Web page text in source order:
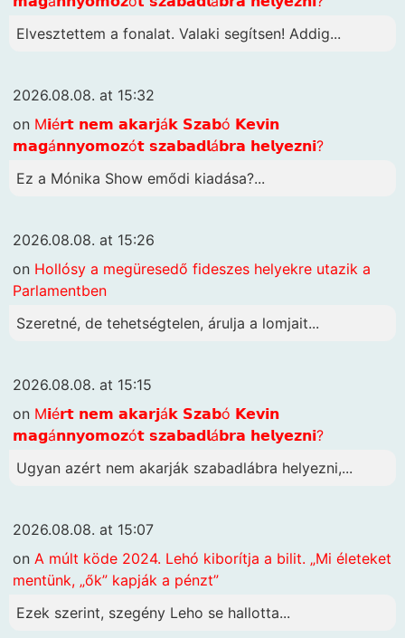
Elvesztettem a fonalat. Valaki segítsen! Addig...
2026.08.08. at 15:32
on M𝗶é𝗿𝘁 𝗻𝗲𝗺 𝗮𝗸𝗮𝗿𝗷á𝗸 𝗦𝘇𝗮𝗯ó 𝗞𝗲𝘃𝗶𝗻
𝗺𝗮𝗴á𝗻𝗻𝘆𝗼𝗺𝗼𝘇ó𝘁 𝘀𝘇𝗮𝗯𝗮𝗱𝗹á𝗯𝗿𝗮 𝗵𝗲𝗹𝘆𝗲𝘇𝗻𝗶?
Ez a Mónika Show emődi kiadása?...
2026.08.08. at 15:26
on Hollósy a megüresedő fideszes helyekre utazik a
Parlamentben
Szeretné, de tehetségtelen, árulja a lomjait...
2026.08.08. at 15:15
on M𝗶é𝗿𝘁 𝗻𝗲𝗺 𝗮𝗸𝗮𝗿𝗷á𝗸 𝗦𝘇𝗮𝗯ó 𝗞𝗲𝘃𝗶𝗻
𝗺𝗮𝗴á𝗻𝗻𝘆𝗼𝗺𝗼𝘇ó𝘁 𝘀𝘇𝗮𝗯𝗮𝗱𝗹á𝗯𝗿𝗮 𝗵𝗲𝗹𝘆𝗲𝘇𝗻𝗶?
Ugyan azért nem akarják szabadlábra helyezni,...
2026.08.08. at 15:07
on A múlt köde 2024. Lehó kiborítja a bilit. „Mi életeket
mentünk, „ők” kapják a pénzt”
Ezek szerint, szegény Leho se hallotta...